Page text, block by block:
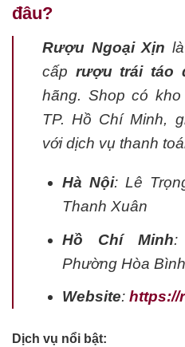
đâu?
Rượu Ngoại Xịn
cấp rượu trái táo
hãng. Shop có
TP. Hồ Chí Minh,
với dịch vụ thanh
Hà Nội: Lê
Thanh Xuân
Hồ Chí Minh:
Phường Hòa
Website: https://
Dịch vụ nổi bật: